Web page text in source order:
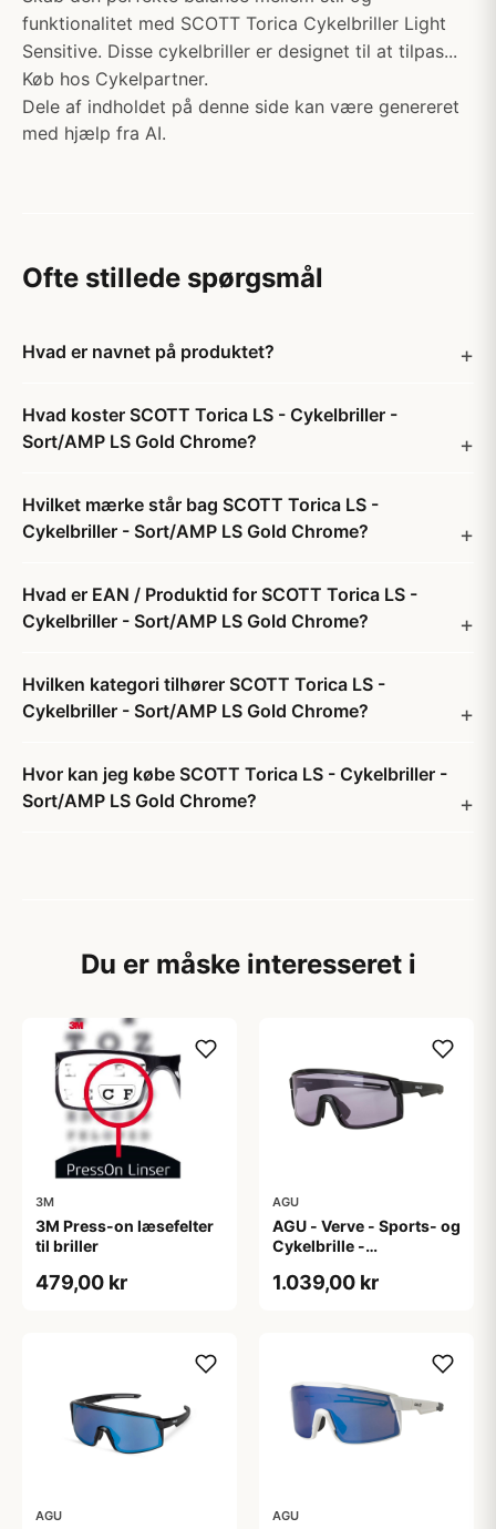
funktionalitet med SCOTT Torica Cykelbriller Light
Sensitive. Disse cykelbriller er designet til at tilpas...
Køb hos Cykelpartner.
Dele af indholdet på denne side kan være genereret
med hjælp fra AI.
Ofte stillede spørgsmål
Hvad er navnet på produktet?
Hvad koster SCOTT Torica LS - Cykelbriller -
Sort/AMP LS Gold Chrome?
Hvilket mærke står bag SCOTT Torica LS -
Cykelbriller - Sort/AMP LS Gold Chrome?
Hvad er EAN / Produktid for SCOTT Torica LS -
Cykelbriller - Sort/AMP LS Gold Chrome?
Hvilken kategori tilhører SCOTT Torica LS -
Cykelbriller - Sort/AMP LS Gold Chrome?
Hvor kan jeg købe SCOTT Torica LS - Cykelbriller -
Sort/AMP LS Gold Chrome?
Du er måske interesseret i
3M
3M Press-on læsefelter
til briller
479,00 kr
AGU
AGU - Verve - Sports- og
Cykelbrille -
Mat Sort
1.039,00 kr
AGU AGU